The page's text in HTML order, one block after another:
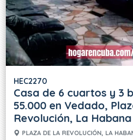
HEC2270
Casa de 6 cuartos y 3
55.000 en Vedado,
Revolución, La Habana
PLAZA DE LA REVOLUCIÓN, LA